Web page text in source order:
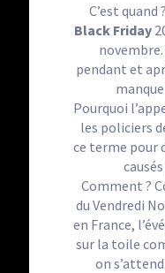
C’est quand
Black Friday
pendant et
Pourquoi
les policiers
ce terme pour
Comment ?
du Vendredi
en France,
sur la toile
on